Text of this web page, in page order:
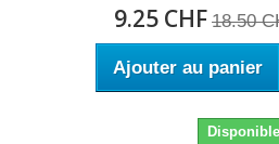
9.25 CHF 18.50
Ajouter au panier
Disponible